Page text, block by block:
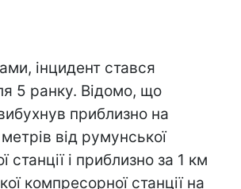
інцидент стався
5 ранку. Відомо, що
приблизно на
від румунської
станції і приблизно за 1 км
компресорної станції на